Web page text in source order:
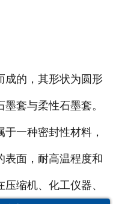
成的，其形状为圆形
套与柔性石墨套。
一种密封性材料，
表面，耐高温程度和
缩机、化工仪器、